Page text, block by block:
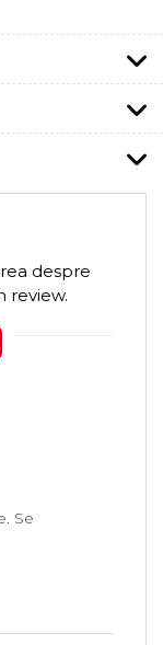
despre
review.
Se